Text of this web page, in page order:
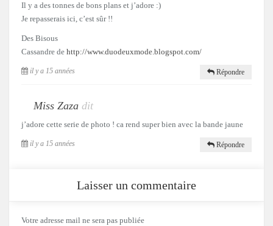
Il y a des tonnes de bons plans et j’adore :)
Je repasserais ici, c’est sûr !!
Des Bisous
Cassandre de http://www.duodeuxmode.blogspot.com/
il y a 15 années Répondre
Miss Zaza dit
j’adore cette serie de photo ! ca rend super bien avec la bande jaune
il y a 15 années Répondre
Laisser un commentaire
Votre adresse mail ne sera pas publiée